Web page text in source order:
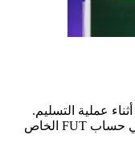
ما لا يقل عن 2k-3k كواينز متوفرة في حساب FUT الخاص